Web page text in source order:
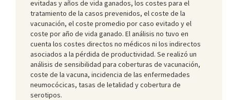
evitadas y años de vida ganados, los costes para el
tratamiento de la casos prevenidos, el coste de la
vacunación, el coste promedio por caso evitado y el
coste por año de vida ganado. El análisis no tuvo en
cuenta los costes directos no médicos ni los indirectos
asociados a la pérdida de productividad. Se realizó un
análisis de sensibilidad para coberturas de vacunación,
coste de la vacuna, incidencia de las enfermedades
neumocócicas, tasas de letalidad y cobertura de
serotipos.